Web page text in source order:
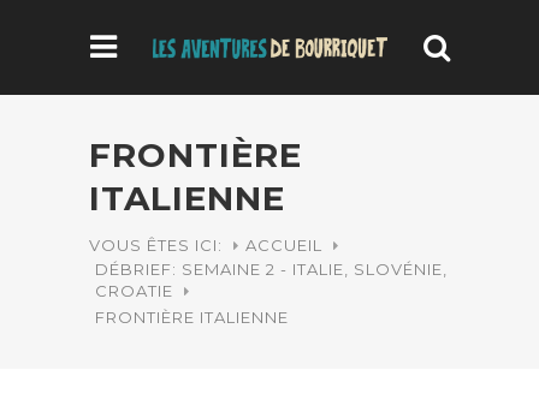
FRONTIÈRE
ITALIENNE
VOUS ÊTES ICI:
ACCUEIL
DÉBRIEF: SEMAINE 2 - ITALIE, SLOVÉNIE,
CROATIE
FRONTIÈRE ITALIENNE